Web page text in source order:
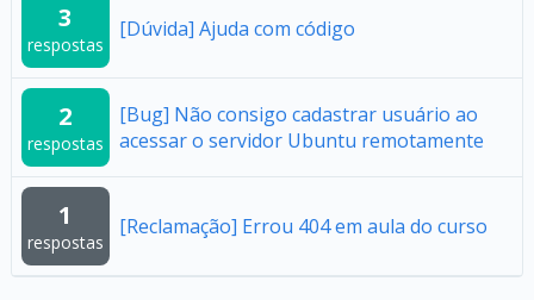
3
respostas
[Dúvida] Ajuda com código
2
respostas
[Bug] Não consigo cadastrar usuário ao
acessar o servidor Ubuntu remotamente
1
respostas
[Reclamação] Errou 404 em aula do curso